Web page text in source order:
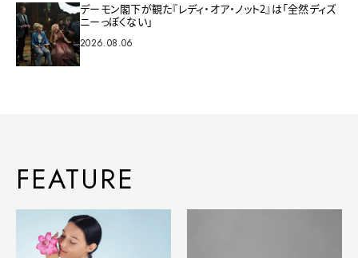
デーモン閣下が観た『レディ・オア・ノット2』は「全然ディズ
ニーっぽくない」
2026.08.06
FEATURE